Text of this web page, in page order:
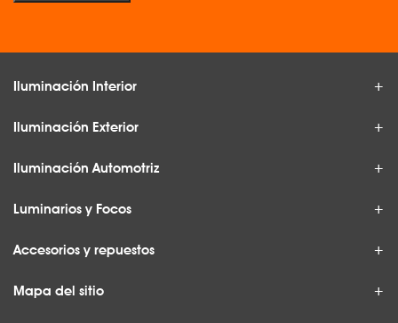
Iluminación Interior
Iluminación Exterior
Iluminación Automotriz
Luminarios y Focos
Accesorios y repuestos
Mapa del sitio